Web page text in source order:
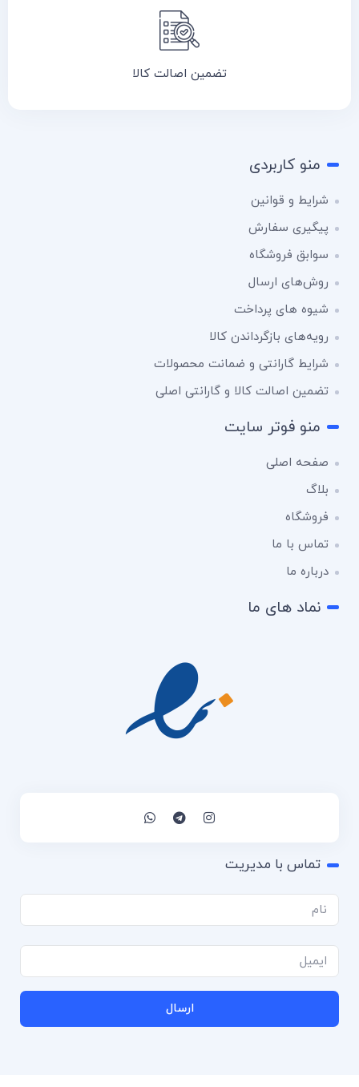
تضمین اصالت کالا
منو کاربردی
شرایط و قوانین
پیگیری سفارش
سوابق فروشگاه
روش‌های ارسال
شیوه های پرداخت
رویه‌های بازگرداندن کالا
شرایط گارانتی و ضمانت محصولات
تضمین اصالت کالا و گارانتی اصلی
منو فوتر سایت
صفحه اصلی
بلاگ
فروشگاه
تماس با ما
درباره ما
نماد های ما
تماس با مدیریت
ارسال